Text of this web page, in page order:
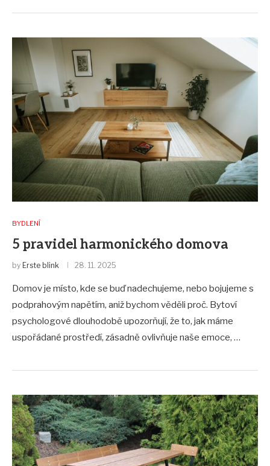
BYDLENÍ
5 pravidel harmonického domova
by Erste blink 28. 11. 2025
Domov je místo, kde se buď nadechujeme, nebo bojujeme s
podprahovým napětím, aniž bychom věděli proč. Bytoví
psychologové dlouhodobě upozorňují, že to, jak máme
uspořádané prostředí, zásadně ovlivňuje naše emoce, …